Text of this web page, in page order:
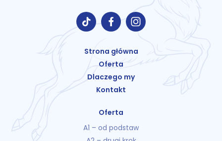
Strona główna
Oferta
Dlaczego my
Kontakt
Oferta
A1 – od podstaw